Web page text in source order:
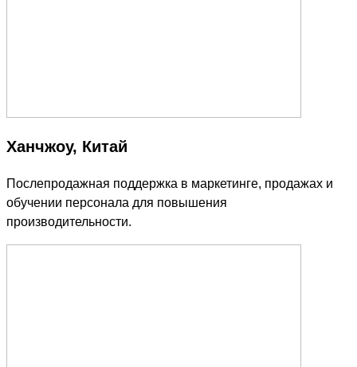
Ханчжоу, Китай
Послепродажная поддержка в маркетинге, продажах и
обучении персонала для повышения
производительности.